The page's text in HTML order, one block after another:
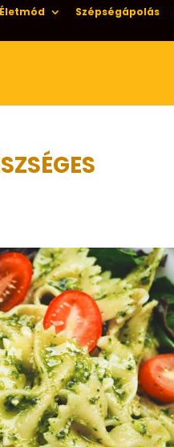
Életmód Szépségápolás